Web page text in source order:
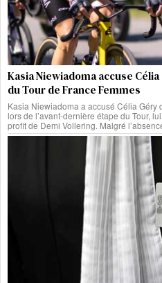
Kasia Niewiadoma accuse
du Tour de France Femmes
Kasia Niewiadoma a accusé Célia Géry
lors de l’avant-dernière étape du Tour,
profit de Demi Vollering. Malgré